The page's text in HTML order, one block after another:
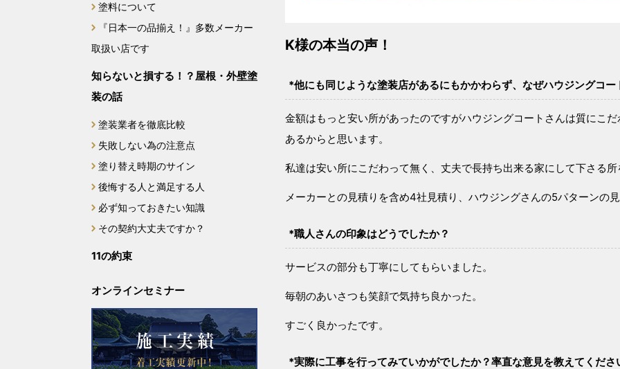
K様の本当の声！
*他にも同じような塗装店があるにもかかわらず、なぜハウジングコ
金額はもっと安い所があったのですがハウジングコートさんは質にこ
あるからと思います。
私達は安い所にこだわって無く、丈夫で長持ち出来る家にして下さる
メーカーとの見積りを含め4社見積り、ハウジングさんの5パターンの
*職人さんの印象はどうでしたか？
サービスの部分も丁寧にしてもらいました。
毎朝のあいさつも笑顔で気持ち良かった。
すごく良かったです。
*実際に工事を行ってみていかがでしたか？率直な意見を教えてくださ
塗料について
『日本一の品揃え！』多数メーカー
取扱い店です
知らないと損する！？屋根・外壁塗
装の話
塗装業者を徹底比較
失敗しない為の注意点
塗り替え時期のサイン
後悔する人と満足する人
必ず知っておきたい知識
その契約大丈夫ですか？
11の約束
オンラインセミナー